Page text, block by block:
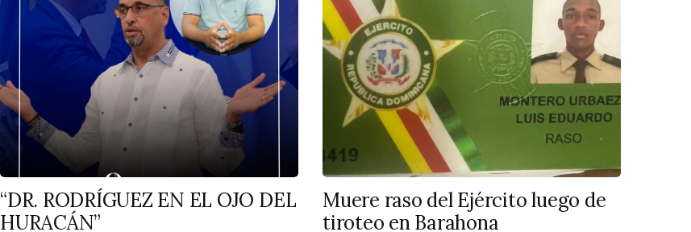
“DR. RODRÍGUEZ EN EL OJO DEL
HURACÁN”
Muere raso del Ejército luego de
tiroteo en Barahona